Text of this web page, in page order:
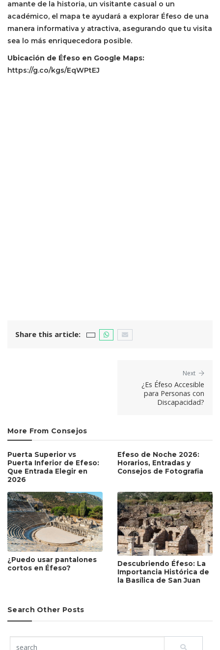
amante de la historia, un visitante casual o un
académico, el mapa te ayudará a explorar Éfeso de una
manera informativa y atractiva, asegurando que tu visita
sea lo más enriquecedora posible.
Ubicación de Éfeso en Google Maps:
https://g.co/kgs/EqWPtEJ
Share this article:
Next
¿Es Éfeso Accesible
para Personas con
Discapacidad?
More From Consejos
Puerta Superior vs
Puerta Inferior de Efeso:
Que Entrada Elegir en
2026
Efeso de Noche 2026:
Horarios, Entradas y
Consejos de Fotografia
¿Puedo usar pantalones
cortos en Éfeso?
Descubriendo Éfeso: La
Importancia Histórica de
la Basílica de San Juan
Search Other Posts